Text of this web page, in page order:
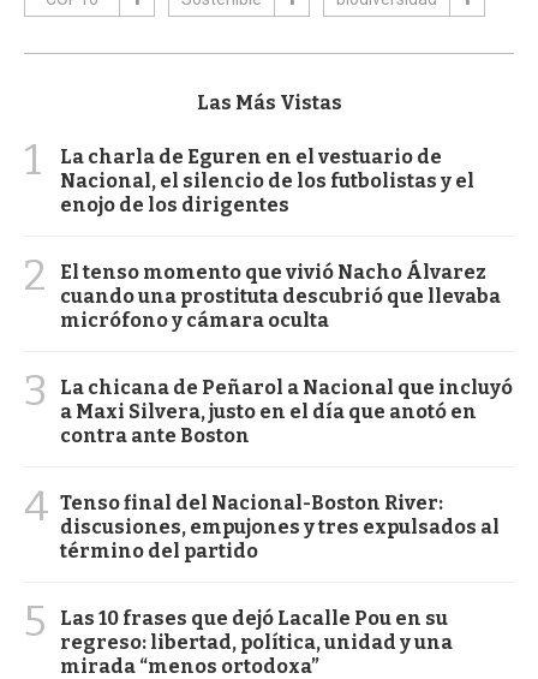
Las Más Vistas
1
La charla de Eguren en el vestuario de
Nacional, el silencio de los futbolistas y el
enojo de los dirigentes
2
El tenso momento que vivió Nacho Álvarez
cuando una prostituta descubrió que llevaba
micrófono y cámara oculta
3
La chicana de Peñarol a Nacional que incluyó
a Maxi Silvera, justo en el día que anotó en
contra ante Boston
4 Tenso final del Nacional-Boston River:
discusiones, empujones y tres expulsados al
término del partido
5
Las 10 frases que dejó Lacalle Pou en su
regreso: libertad, política, unidad y una
mirada “menos ortodoxa”